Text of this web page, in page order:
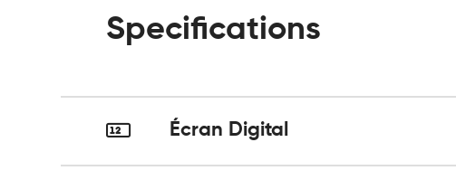
Specifications
Écran Digital